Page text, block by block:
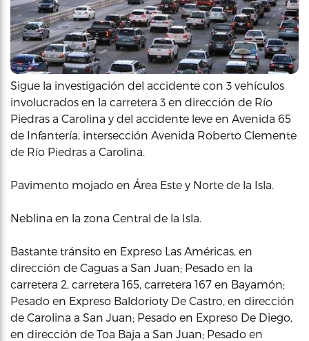
Sigue la investigación del accidente con 3 vehículos
involucrados en la carretera 3 en dirección de Río
Piedras a Carolina y del accidente leve en Avenida 65
de Infantería, intersección Avenida Roberto Clemente
de Río Piedras a Carolina.
Pavimento mojado en Área Este y Norte de la Isla.
Neblina en la zona Central de la Isla.
Bastante tránsito en Expreso Las Américas, en
dirección de Caguas a San Juan; Pesado en la
carretera 2, carretera 165, carretera 167 en Bayamón;
Pesado en Expreso Baldorioty De Castro, en dirección
de Carolina a San Juan; Pesado en Expreso De Diego,
en dirección de Toa Baja a San Juan; Pesado en